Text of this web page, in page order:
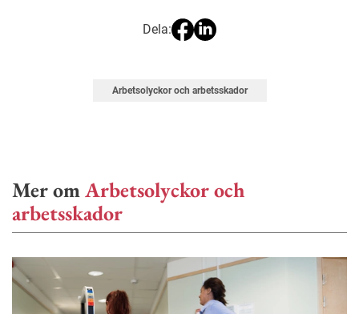
Dela:
Arbetsolyckor och arbetsskador
Mer omArbetsolyckor och
arbetsskador